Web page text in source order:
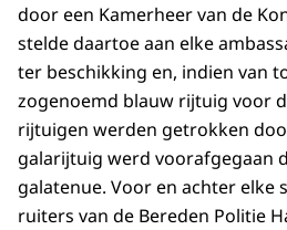
door een Kamerheer van de
stelde daartoe aan elke
ter beschikking en, indien van
zogenoemd blauw rijtuig voor
rijtuigen werden getrokken
galarijtuig werd voorafgegaan
galatenue. Voor en achter elke
ruiters van de Bereden Politie